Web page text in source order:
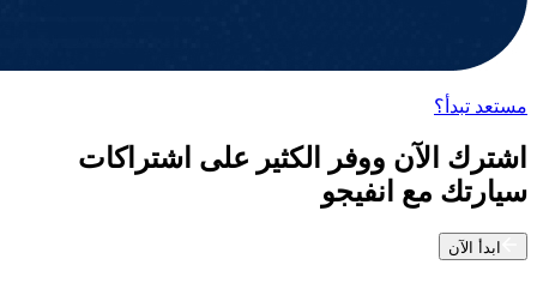
مستعد تبدأ؟
اشترك الآن ووفر الكثير على اشتراكات
سيارتك مع انفيجو
ابدأ الآن